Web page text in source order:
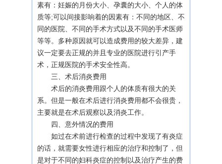
素有：妊娠的月份大小、孕囊的大小、个人的体
质等;可以间接影响着的因素有：不同的地区、不
同的医院、不同的手术方式以及不同的手术医师
等等。多种原因就可以造成费用的较大差异，建
议一定要去正规的并且专业的医院进行引产手
术，正规医院的手术安全性高。
三、术后消炎费用
术后的消炎费用跟个人的体质有很大的关
系。但是一般在术后进行消炎费用都不会很贵，
主要就是在术后观察以及消炎工作。
四、意外情况的费用
如过在术前进行检查的过程中发现了有炎症
的话，就需要女性进行相应的治疗和控制了，但
是对于不同的妇科炎症的控制以及治疗产生的费